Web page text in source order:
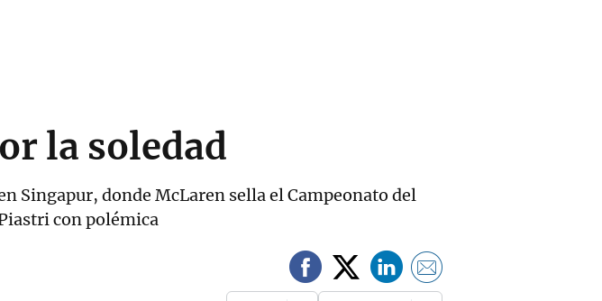
la soledad
Singapur, donde McLaren sella el Campeonato del
con polémica